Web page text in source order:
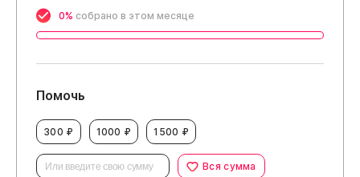
0% собрано в этом месяце
Помочь
300 ₽ 1000 ₽ 1500 ₽
Вся сумма